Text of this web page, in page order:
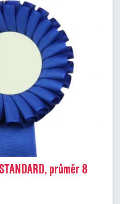
průměr 8